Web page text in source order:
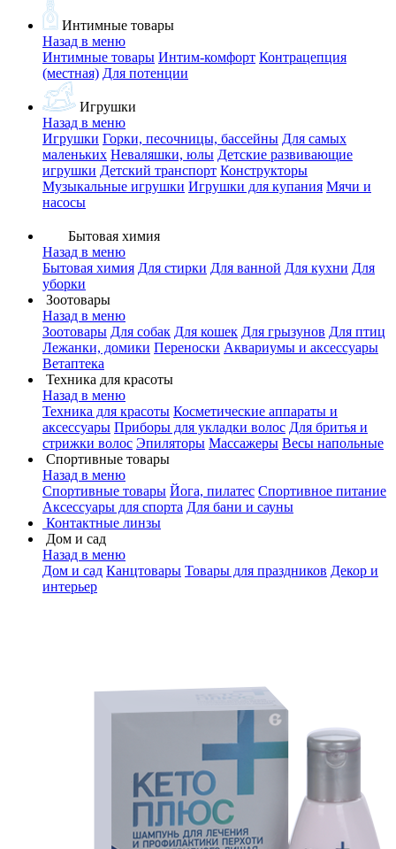
Интимные товары
Назад в меню
Интимные товары Интим-комфорт Контрацепция
(местная) Для потенции
Игрушки
Назад в меню
Игрушки Горки, песочницы, бассейны Для самых
маленьких Неваляшки, юлы Детские развивающие
игрушки Детский транспорт Конструкторы
Музыкальные игрушки Игрушки для купания Мячи и
насосы
Бытовая химия
Назад в меню
Бытовая химия Для стирки Для ванной Для кухни Для
уборки
Зоотовары
Назад в меню
Зоотовары Для собак Для кошек Для грызунов Для птиц
Лежанки, домики Переноски Аквариумы и аксессуары
Ветаптека
Техника для красоты
Назад в меню
Техника для красоты Косметические аппараты и
аксессуары Приборы для укладки волос Для бритья и
стрижки волос Эпиляторы Массажеры Весы напольные
Спортивные товары
Назад в меню
Спортивные товары Йога, пилатес Спортивное питание
Аксессуары для спорта Для бани и сауны
Контактные линзы
Дом и сад
Назад в меню
Дом и сад Канцтовары Товары для праздников Декор и
интерьер